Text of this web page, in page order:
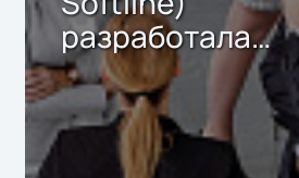
разработала
решение по
перевыпуску
сертификатов